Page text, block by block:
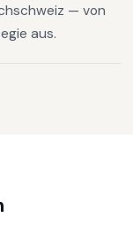
— von
aus.